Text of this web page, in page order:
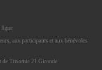
ligne
aux participants et aux bénévoles
de Trisomie 21 Gironde